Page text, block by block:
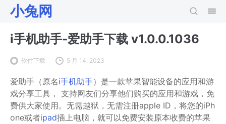
小兔网
i手机助手-爱助手下载 v1.0.0.1036
软件下载 5 月 14, 2023
爱助手（原名i手机助手）是一款苹果智能设备的应用和游
戏分享工具， 支持网友们分享他们购买的应用和游戏，免
费供大家使用。无需越狱，无需注册apple ID，将您的iPh
one或者ipad插上电脑，就可以免费安装原本收费的苹果